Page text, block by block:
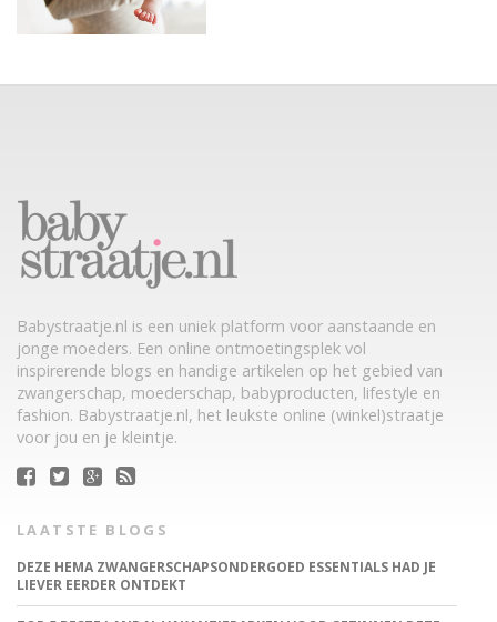
Babystraatje.nl is een uniek platform voor aanstaande en
jonge moeders. Een online ontmoetingsplek vol
inspirerende blogs en handige artikelen op het gebied van
zwangerschap, moederschap, babyproducten, lifestyle en
fashion. Babystraatje.nl, het leukste online (winkel)straatje
voor jou en je kleintje.
LAATSTE BLOGS
DEZE HEMA ZWANGERSCHAPSONDERGOED ESSENTIALS HAD JE
LIEVER EERDER ONTDEKT